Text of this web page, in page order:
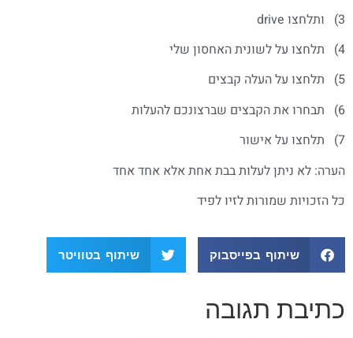
3) ותלחצו drive
4) תלחצו על לשונית האחסון שלי
5) תלחצו על העלה קבצים
6) תבחרו את הקבצים שברצונכם להעלות
7) תלחצו על אישור
הערה: לא ניתן לעלות בבת אחת אלא אחד אחד
כל הזכויות שמורות לזיו לפיד
שיתוף בפייסבוק שיתוף בטוויטר
כתיבת תגובה